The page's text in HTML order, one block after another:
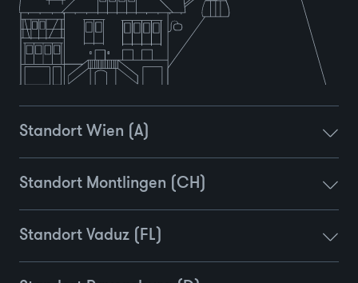
Standort Wien (A)
Standort Montlingen (CH)
Standort Vaduz (FL)